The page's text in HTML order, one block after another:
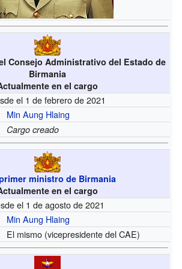
Consejo Administrativo del Estado de
Birmania
en el cargo
el 1 de febrero de 2021
Min Aung Hlaing
Cargo creado
ministro de Birmania
en el cargo
el 1 de agosto de 2021
Min Aung Hlaing
El mismo (vicepresidente del CAE)